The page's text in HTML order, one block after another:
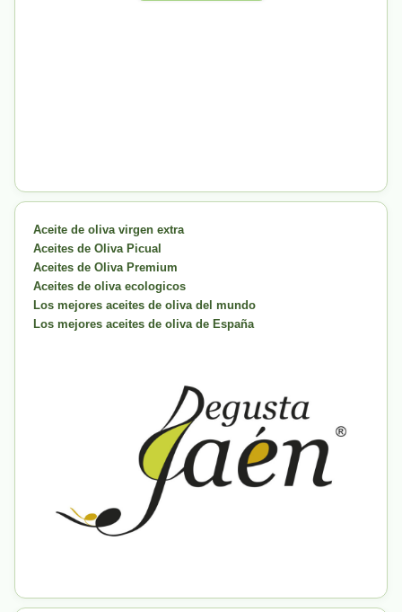
Aceite de oliva virgen extra
Aceites de Oliva Picual
Aceites de Oliva Premium
Aceites de oliva ecologicos
Los mejores aceites de oliva del mundo
Los mejores aceites de oliva de España